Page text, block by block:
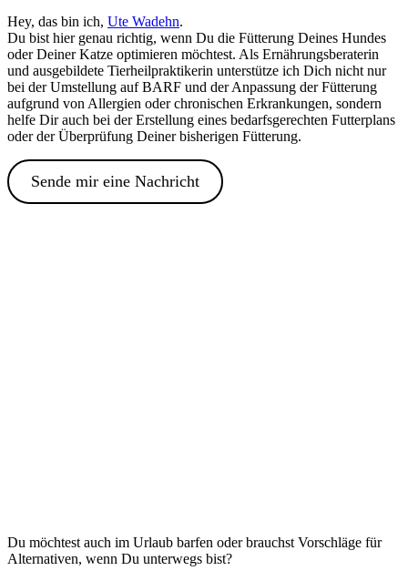
Hey, das bin ich, Ute Wadehn.
Du bist hier genau richtig, wenn Du die Fütterung Deines Hundes
oder Deiner Katze optimieren möchtest. Als Ernährungsberaterin
und ausgebildete Tierheilpraktikerin unterstütze ich Dich nicht nur
bei der Umstellung auf BARF und der Anpassung der Fütterung
aufgrund von Allergien oder chronischen Erkrankungen, sondern
helfe Dir auch bei der Erstellung eines bedarfsgerechten Futterplans
oder der Überprüfung Deiner bisherigen Fütterung.
Sende mir eine Nachricht
Du möchtest auch im Urlaub barfen oder brauchst Vorschläge für
Alternativen, wenn Du unterwegs bist?